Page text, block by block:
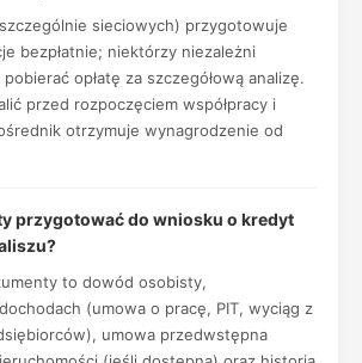
sieciowych) przygotowuje
bezpłatnie; niektórzy niezależni
opłatę za szczegółową analizę.
przed rozpoczęciem współpracy i
otrzymuje wynagrodzenie od
przygotować do wniosku o kredyt
to dowód osobisty,
(umowa o pracę, PIT, wyciąg z
umowa przedwstępna